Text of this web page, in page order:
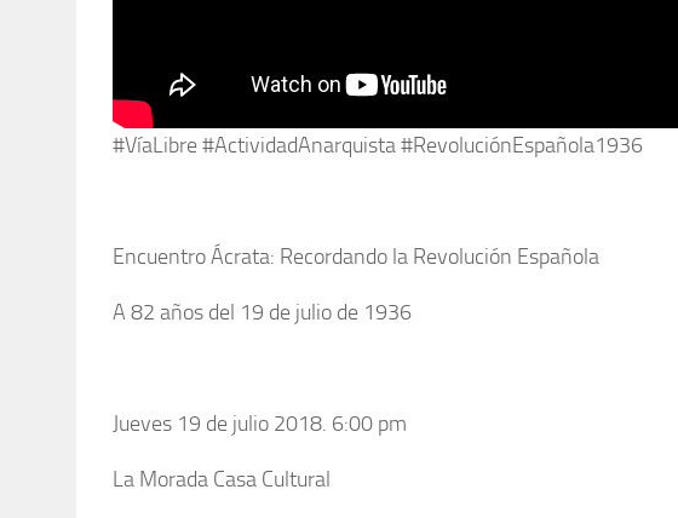
#VíaLibre #ActividadAnarquista #RevoluciónEspañola1936
Encuentro Ácrata: Recordando la Revolución Española
A 82 años del 19 de julio de 1936
Jueves 19 de julio 2018. 6:00 pm
La Morada Casa Cultural